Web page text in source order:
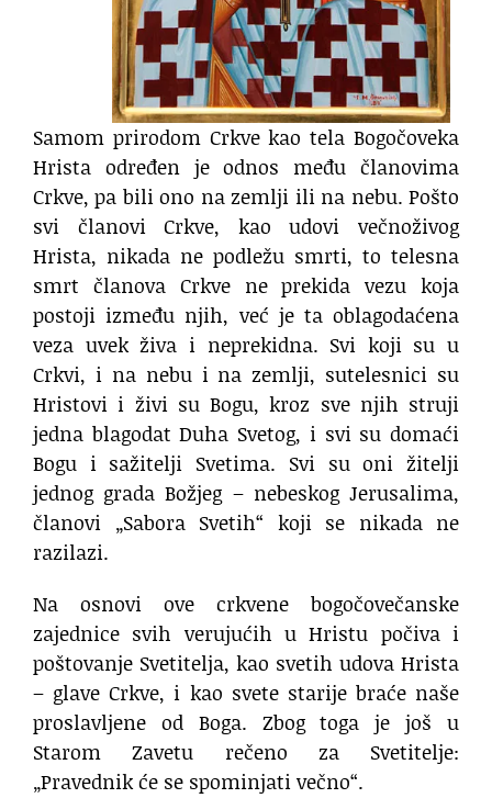
Samom prirodom Crkve kao tela Bogočoveka
Hrista određen je odnos među članovima
Crkve, pa bili ono na zemlji ili na nebu. Pošto
svi članovi Crkve, kao udovi večnoživog
Hrista, nikada ne podležu smrti, to telesna
smrt članova Crkve ne prekida vezu koja
postoji između njih, već je ta oblagodaćena
veza uvek živa i neprekidna. Svi koji su u
Crkvi, i na nebu i na zemlji, sutelesnici su
Hristovi i živi su Bogu, kroz sve njih struji
jedna blagodat Duha Svetog, i svi su domaći
Bogu i sažitelji Svetima. Svi su oni žitelji
jednog grada Božjeg – nebeskog Jerusalima,
članovi „Sabora Svetih“ koji se nikada ne
razilazi.
Na osnovi ove crkvene bogočovečanske
zajednice svih verujućih u Hristu počiva i
poštovanje Svetitelja, kao svetih udova Hrista
– glave Crkve, i kao svete starije braće naše
proslavljene od Boga. Zbog toga je još u
Starom Zavetu rečeno za Svetitelje:
„Pravednik će se spominjati večno“.